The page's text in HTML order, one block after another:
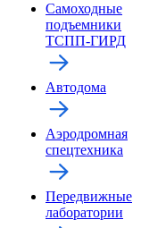
Самоходные
подъемники
ТСПП-ГИРД
Автодома
Аэродромная
спецтехника
Передвижные
лаборатории